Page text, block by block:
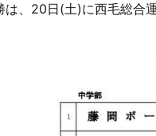
は、20日(土)に西毛総合